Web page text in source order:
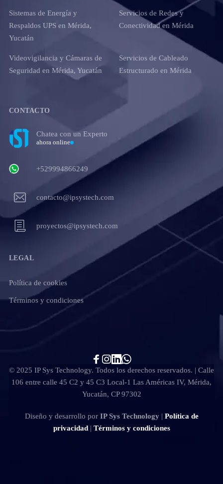
Sistemas de Energía y
Respaldos UPS en Mérida,
Yucatán
Servicios de Redes y
Conectividad en Mérida
Videovigilancia y Cámaras de
Seguridad en Mérida, Yucatán
Servicios de Cableado
Estructurado en Mérida
CONTACTO
Chatea con un Experto
ahora online
+529994866249
contacto@ipsystech.com
proyectos@ipsystech.com
LEGAL
Política de cookies
Términos y condiciones
© 2025 IP Sys Technology. Todos los derechos reservados. | Calle
106 entre calle 45 C2 y 45 C3 Local-1 Las Américas IV, Mérida,
Yucatán, CP 97302
Diseño y desarrollo por IP Sys Technology| Política de
privacidad| Términos y condiciones